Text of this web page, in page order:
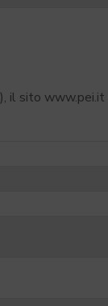
il sito